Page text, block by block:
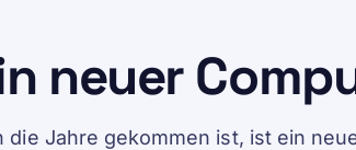
neuer
die Jahre gekommen ist, ist ein